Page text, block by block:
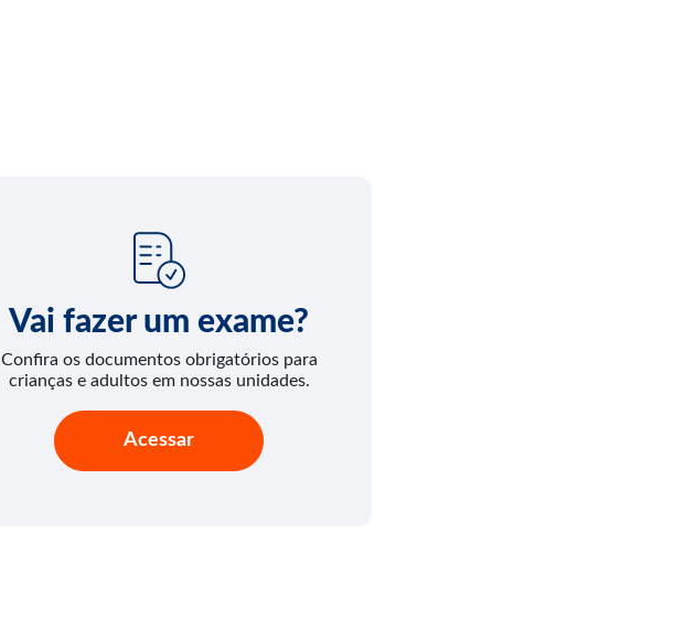
Vai fazer um exame?
Confira os documentos obrigatórios para
crianças e adultos em nossas unidades.
Acessar